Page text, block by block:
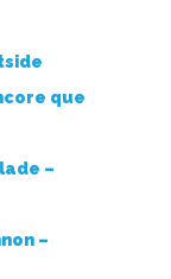
que
–
–